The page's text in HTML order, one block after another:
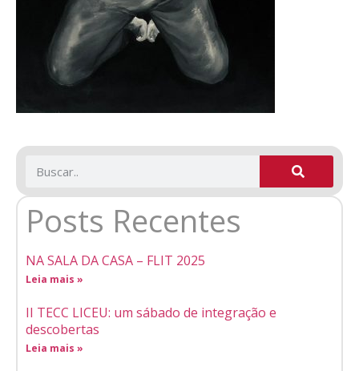
Posts Recentes
NA SALA DA CASA – FLIT 2025
Leia mais »
II TECC LICEU: um sábado de integração e
descobertas
Leia mais »